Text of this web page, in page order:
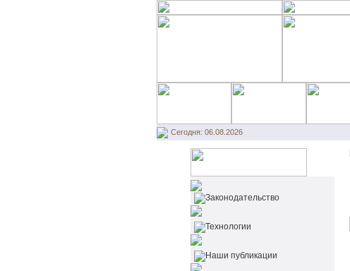
Сегодня: 06.08.2026
Законодательство
Технологии
Наши публикации